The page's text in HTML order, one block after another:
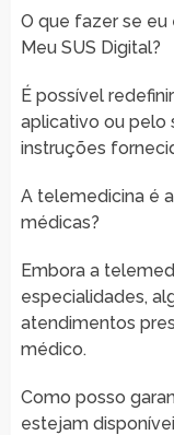
O que fazer se eu
Meu SUS Digital?
É possível
aplicativo ou pelo
instruções
A telemedicina é
médicas?
Embora a
especialidades,
atendimentos
médico.
Como posso
estejam